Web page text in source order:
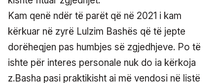
Kam qenë ndër të parët që në 2021 i kam
kërkuar në zyrë Lulzim Bashës që të jepte
dorëheqjen pas humbjes së zgjedhjeve. Po të
ishte për interes personale nuk do ia kërkoja
z.Basha pasi praktikisht ai më vendosi në listë